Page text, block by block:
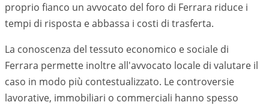
proprio fianco un avvocato del foro di Ferrara riduce i
tempi di risposta e abbassa i costi di trasferta.
La conoscenza del tessuto economico e sociale di
Ferrara permette inoltre all'avvocato locale di valutare il
caso in modo più contestualizzato. Le controversie
lavorative, immobiliari o commerciali hanno spesso